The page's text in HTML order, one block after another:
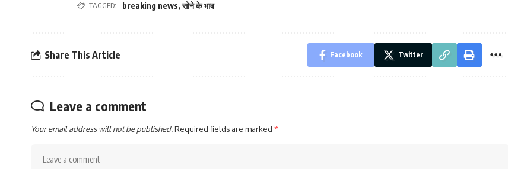
TAGGED: breaking news,सोने के भाव
Share This Article Facebook Twitter
Leave a comment
Your email address will not be published.Required fields are marked *